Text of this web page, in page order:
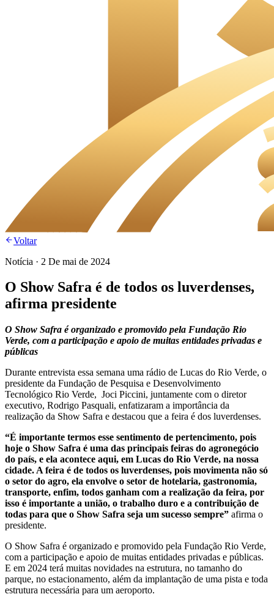
Voltar
Notícia · 2 De mai de 2024
O Show Safra é de todos os luverdenses,
afirma presidente
O Show Safra é organizado e promovido pela Fundação Rio
Verde, com a participação e apoio de muitas entidades privadas e
públicas
Durante entrevista essa semana uma rádio de Lucas do Rio Verde, o
presidente da Fundação de Pesquisa e Desenvolvimento
Tecnológico Rio Verde, Joci Piccini, juntamente com o diretor
executivo, Rodrigo Pasquali, enfatizaram a importância da
realização da Show Safra e destacou que a feira é dos luverdenses.
“É importante termos esse sentimento de pertencimento, pois
hoje o Show Safra é uma das principais feiras do agronegócio
do país, e ela acontece aqui, em Lucas do Rio Verde, na nossa
cidade. A feira é de todos os luverdenses, pois movimenta não só
o setor do agro, ela envolve o setor de hotelaria, gastronomia,
transporte, enfim, todos ganham com a realização da feira, por
isso é importante a união, o trabalho duro e a contribuição de
todas para que o Show Safra seja um sucesso sempre” afirma o
presidente.
O Show Safra é organizado e promovido pela Fundação Rio Verde,
com a participação e apoio de muitas entidades privadas e públicas.
E em 2024 terá muitas novidades na estrutura, no tamanho do
parque, no estacionamento, além da implantação de uma pista e toda
estrutura necessária para um aeroporto.